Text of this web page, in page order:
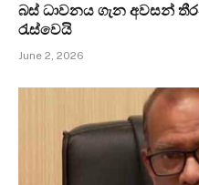
බස් ධාවනය ගැන අවසන්
රැස්වෙයි
June 2, 2026